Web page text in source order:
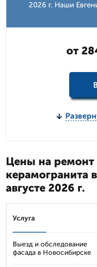
2026 г. Наши
от
Цены на ремонт
керамогранита
августе 2026 г.
Услуга
Выезд и обследование
фасада в Новосибирске